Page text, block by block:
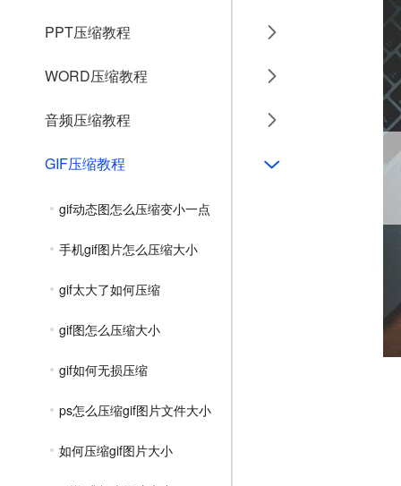
PPT压缩教程
WORD压缩教程
音频压缩教程
GIF压缩教程
gif动态图怎么压缩变小一点
手机gif图片怎么压缩大小
gif太大了如何压缩
gif图怎么压缩大小
gif如何无损压缩
ps怎么压缩gif图片文件大小
如何压缩gif图片大小